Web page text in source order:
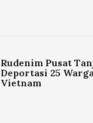
Rudenim Pusat
Deportasi 25
Vietnam